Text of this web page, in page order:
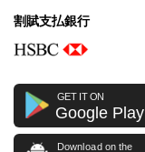
割賦支払銀行
GET IT ON
Google Play
Download on the